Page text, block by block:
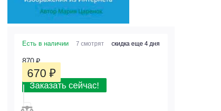
Есть в наличии 7 смотрят скидка еще 4 дня
870 ₽
670 ₽
Заказать сейчас!